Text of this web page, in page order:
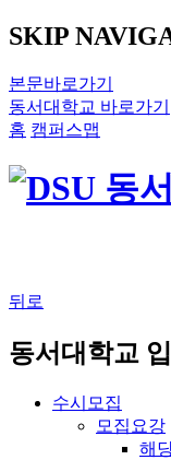
SKIP
본문바로가기
동서대학교 바로가기
홈 캠퍼스맵
뒤로
동서대학교
수시모집
모집요강
해